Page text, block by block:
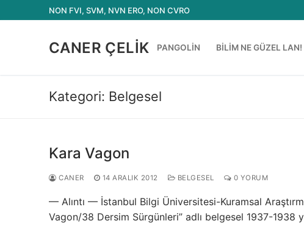
atla
NON FVI, SVM, NVN ERO, NON CVRO
CANER ÇELIK PANGOLIN BILIM NE GÜZEL LAN!
Kategori: Belgesel
Kara Vagon
CANER 14 ARALIK 2012 BELGESEL 0 YORUM
— Alıntı — İstanbul Bilgi Üniversitesi-Kuramsal
Vagon/38 Dersim Sürgünleri” adlı belgesel 1937-1938